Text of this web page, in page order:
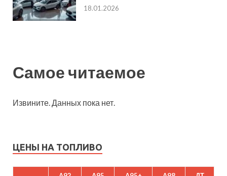
18.01.2026
Самое читаемое
Извините. Данных пока нет.
ЦЕНЫ НА ТОПЛИВО